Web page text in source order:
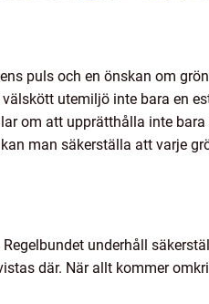
puls och en önskan om
utemiljö inte bara en
om att upprätthålla inte
man säkerställa att varje
underhåll
där. När allt kommer